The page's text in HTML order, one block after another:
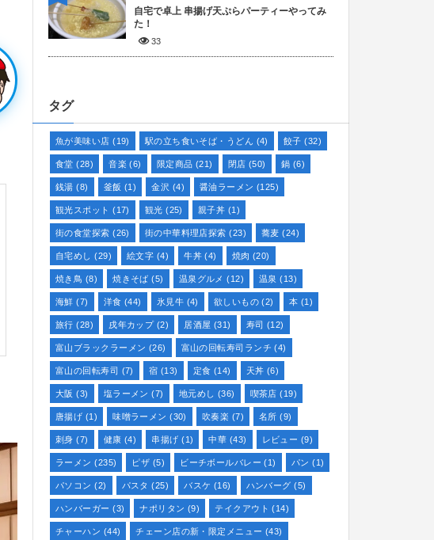
自宅で卓上 串揚げ天ぷらパーティーやってみ
た！
33
タグ
魚が美味い店 (19) 駅の立ち食いそば・うどん (4) 餃子 (32)
食堂 (28) 音楽 (6) 限定商品 (21) 閉店 (50) 鍋 (6)
銭湯 (8) 釜飯 (1) 金沢 (4) 醤油ラーメン (125)
観光スポット (17) 観光 (25) 親子丼 (1)
街の食堂探索 (26) 街の中華料理店探索 (23) 蕎麦 (24)
自宅めし (29) 絵文字 (4) 牛丼(4) 焼肉 (20)
焼き鳥 (8) 焼きそば (5) 温泉グルメ (12) 温泉 (13)
海鮮 (7) 洋食 (44) 氷見牛 (4) 欲しいもの (2) 本 (1)
旅行 (28) 戌年カップ(2) 居酒屋 (31) 寿司 (12)
富山ブラックラーメン (26) 富山の回転寿司ランチ (4)
富山の回転寿司 (7) 宿 (13) 定食 (14) 天丼 (6)
大阪 (3) 塩ラーメン (7) 地元めし (36) 喫茶店 (19)
唐揚げ (1) 味噌ラーメン (30) 吹奏楽 (7) 名所 (9)
刺身 (7) 健康 (4) 串揚げ (1) 中華 (43) レビュー (9)
ラーメン (235) ピザ (5) ビーチボールバレー (1) パン (1)
パソコン (2) パスタ (25) バスケ (16) ハンバーグ (5)
ハンバーガー (3) ナポリタン (9) テイクアウト (14)
チャーハン (44) チェーン店の新・限定メニュー (43)